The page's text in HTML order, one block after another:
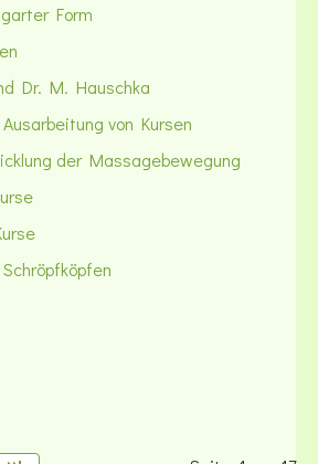
Form
Dr. M. Hauschka
von Kursen
der Massagebewegung